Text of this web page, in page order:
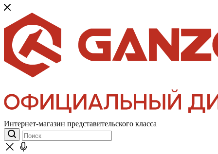
Интернет-магазин представительского класса